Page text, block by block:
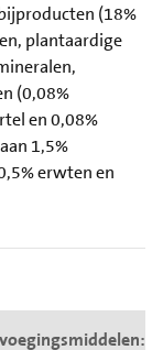
(18%
plantaardige
(0,08%
en 0,08%
1,5%
erwten en